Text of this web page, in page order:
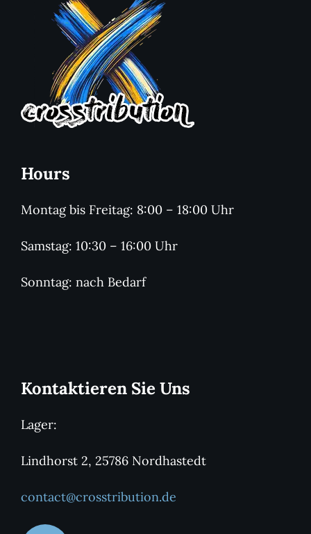
Hours
Montag bis Freitag: 8:00 – 18:00 Uhr
Samstag: 10:30 – 16:00 Uhr
Sonntag: nach Bedarf
Kontaktieren Sie Uns
Lager:
Lindhorst 2, 25786 Nordhastedt
contact@crosstribution.de